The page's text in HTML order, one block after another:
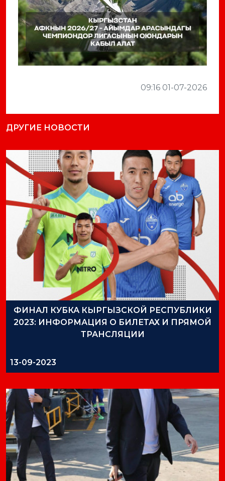
09:16 01-07-2026
ДРУГИЕ НОВОСТИ
ФИНАЛ КУБКА КЫРГЫЗСКОЙ РЕСПУБЛИКИ
2023: ИНФОРМАЦИЯ О БИЛЕТАХ И ПРЯМОЙ
ТРАНСЛЯЦИИ
13-09-2023